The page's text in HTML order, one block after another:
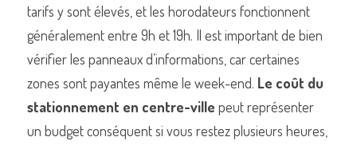
tarifs y sont élevés, et les horodateurs fonctionnent
généralement entre 9h et 19h. Il est important de bien
vérifier les panneaux d’informations, car certaines
zones sont payantes même le week-end. Le coût du
stationnement en centre-ville peut représenter
un budget conséquent si vous restez plusieurs heures,